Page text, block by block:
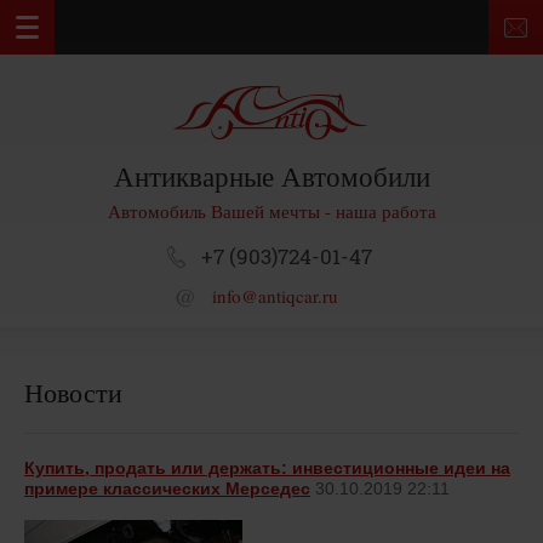
Антикварные Автомобили
Автомобиль Вашей мечты - наша работа
+7 (903)724-01-47
info@antiqcar.ru
Новости
Купить, продать или держать: инвестиционные идеи на
примере классических Мерседес 30.10.2019 22:11